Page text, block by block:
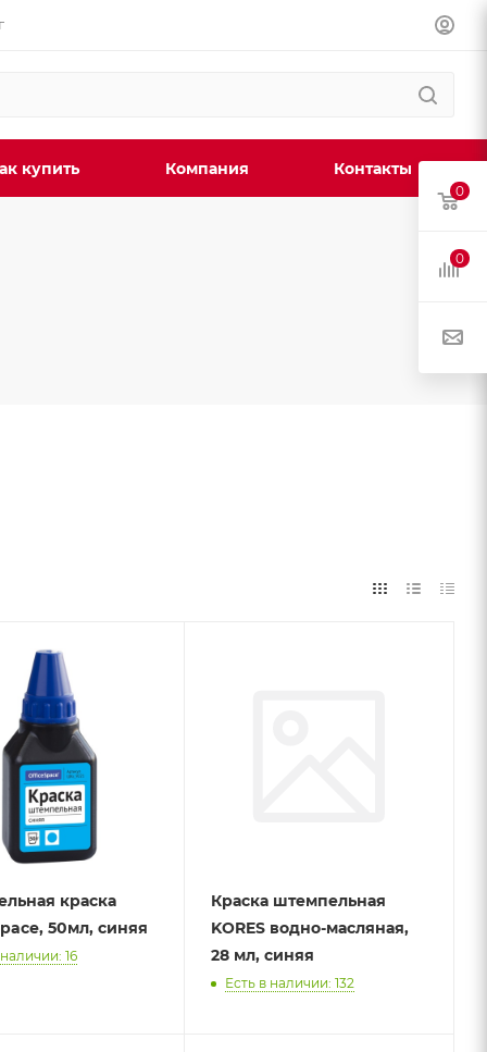
купить Компания Контакты
краска
50мл, синяя
16
Краска штемпельная
KORES водно-масляная,
28 мл, синяя
Есть в наличии: 132
0
0